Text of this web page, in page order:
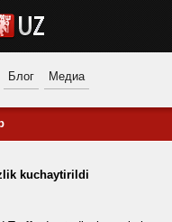
Блог Медиа
kuchaytirildi